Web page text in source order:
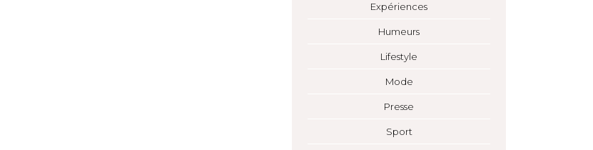
Expériences
Humeurs
Lifestyle
Mode
Presse
Sport